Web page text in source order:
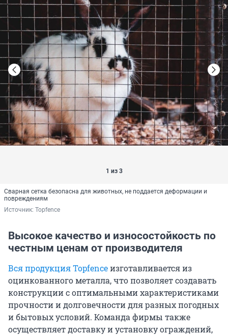
1 из 3
Сварная сетка безопасна для животных, не поддается деформации и
повреждениям
Источник: Topfence
Высокое качество и износостойкость по
честным ценам от производителя
Вся продукция Topfenceизготавливается из
оцинкованного металла, что позволяет создавать
конструкции с оптимальными характеристиками
прочности и долговечности для разных погодных
и бытовых условий. Команда фирмы также
осуществляет доставку и установку ограждений,